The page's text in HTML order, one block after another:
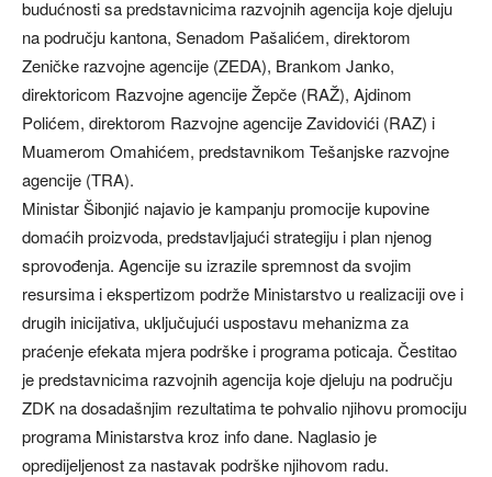
budućnosti sa predstavnicima razvojnih agencija koje djeluju
na području kantona, Senadom Pašalićem, direktorom
Zeničke razvojne agencije (ZEDA), Brankom Janko,
direktoricom Razvojne agencije Žepče (RAŽ), Ajdinom
Polićem, direktorom Razvojne agencije Zavidovići (RAZ) i
Muamerom Omahićem, predstavnikom Tešanjske razvojne
agencije (TRA).
Ministar Šibonjić najavio je kampanju promocije kupovine
domaćih proizvoda, predstavljajući strategiju i plan njenog
sprovođenja. Agencije su izrazile spremnost da svojim
resursima i ekspertizom podrže Ministarstvo u realizaciji ove i
drugih inicijativa, uključujući uspostavu mehanizma za
praćenje efekata mjera podrške i programa poticaja. Čestitao
je predstavnicima razvojnih agencija koje djeluju na području
ZDK na dosadašnjim rezultatima te pohvalio njihovu promociju
programa Ministarstva kroz info dane. Naglasio je
opredijeljenost za nastavak podrške njihovom radu.